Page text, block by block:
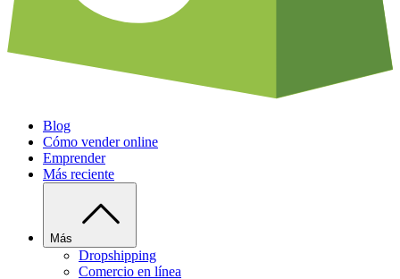
Blog
Cómo vender online
Emprender
Más reciente
Más
Dropshipping
Comercio en línea